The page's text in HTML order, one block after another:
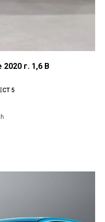
г. 1,6 В
5